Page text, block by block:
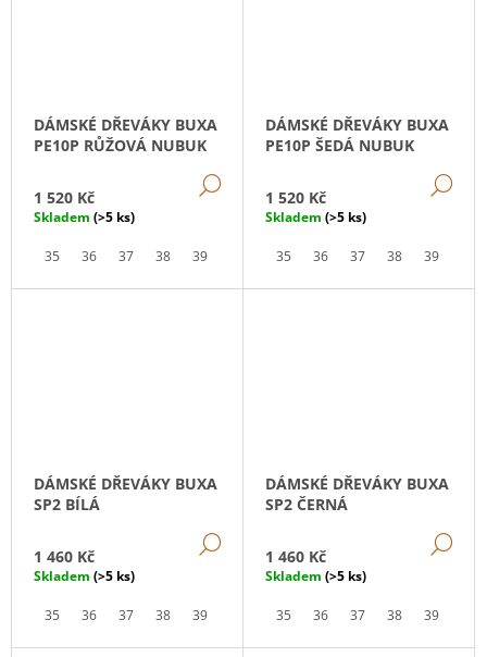
DÁMSKÉ DŘEVÁKY BUXA
PE10P RŮŽOVÁ NUBUK
1 520 Kč
DETAIL
Skladem (>5 ks)
35 36 37 38 39 41 42
DÁMSKÉ DŘEVÁKY BUXA
PE10P ŠEDÁ NUBUK
1 520 Kč
Skladem (>5 ks)
35 36 37 38 39
DÁMSKÉ DŘEVÁKY BUXA
SP2 BÍLÁ
1 460 Kč
DETAIL
Skladem (>5 ks)
35 36 37 38 39 41 42
DÁMSKÉ DŘEVÁKY BUXA
SP2 ČERNÁ
1 460 Kč
Skladem (>5 ks)
35 36 37 38 39